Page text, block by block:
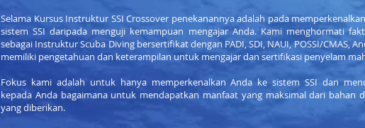
Selama Kursus Instruktur SSI Crossover penekanannya adalah pada
sistem SSI daripada menguji kemampuan mengajar Anda. Kami menghormati
sebagai Instruktur Scuba Diving bersertifikat dengan PADI, SDI, NAUI, POSSI/CMAS,
memiliki pengetahuan dan keterampilan untuk mengajar dan sertifikasi penyelam
Fokus kami adalah untuk hanya memperkenalkan Anda ke sistem SSI dan
kepada Anda bagaimana untuk mendapatkan manfaat yang maksimal dari bahan
yang diberikan.